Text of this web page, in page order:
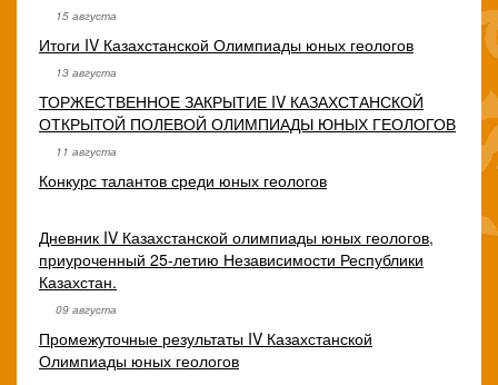
15 августа
Итоги IV Казахстанской Олимпиады юных геологов
13 августа
ТОРЖЕСТВЕННОЕ ЗАКРЫТИЕ IV КАЗАХСТАНСКОЙ
ОТКРЫТОЙ ПОЛЕВОЙ ОЛИМПИАДЫ ЮНЫХ ГЕОЛОГОВ
11 августа
Конкурс талантов среди юных геологов
Дневник IV Казахстанской олимпиады юных геологов,
приуроченный 25-летию Независимости Республики
Казахстан.
09 августа
Промежуточные результаты IV Казахстанской
Олимпиады юных геологов